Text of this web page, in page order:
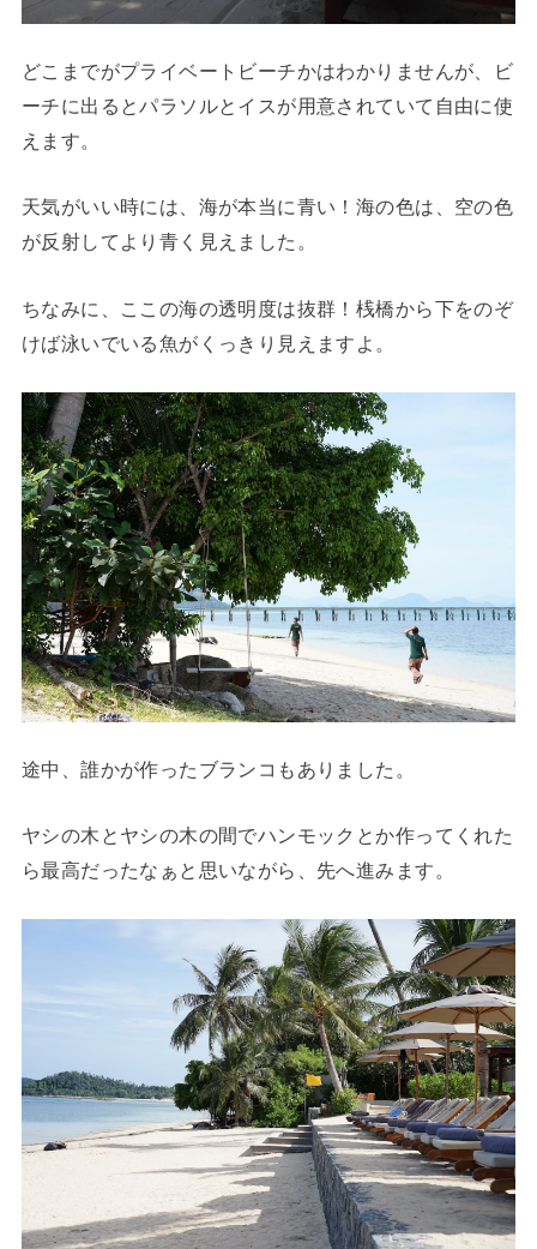
どこまでがプライベートビーチかはわかりませんが、ビ
ーチに出るとパラソルとイスが用意されていて自由に使
えます。
天気がいい時には、海が本当に青い！海の色は、空の色
が反射してより青く見えました。
ちなみに、ここの海の透明度は抜群！桟橋から下をのぞ
けば泳いでいる魚がくっきり見えますよ。
途中、誰かが作ったブランコもありました。
ヤシの木とヤシの木の間でハンモックとか作ってくれた
ら最高だったなぁと思いながら、先へ進みます。